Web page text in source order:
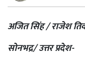
अजित सिंह / राजेश
सोनभद्र/ उत्तर प्रदेश-